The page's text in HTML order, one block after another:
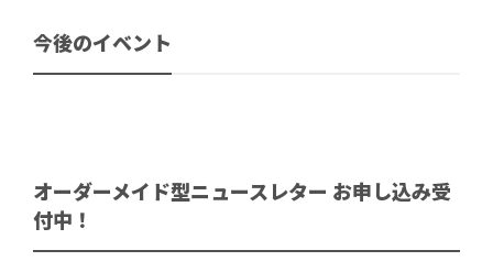
今後のイベント
オーダーメイド型ニュースレター お申し込み受
付中！